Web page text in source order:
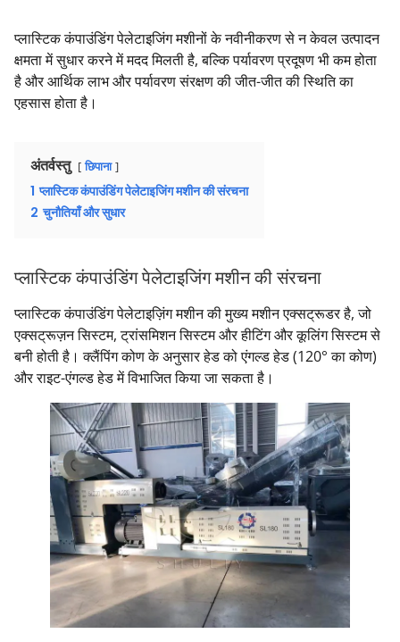
प्लास्टिक कंपाउंडिंग पेलेटाइजिंग मशीनों के नवीनीकरण से न केवल उत्पादन
क्षमता में सुधार करने में मदद मिलती है, बल्कि पर्यावरण प्रदूषण भी कम होता
है और आर्थिक लाभ और पर्यावरण संरक्षण की जीत-जीत की स्थिति का
एहसास होता है।
अंतर्वस्तु छिपाना
1 प्लास्टिक कंपाउंडिंग पेलेटाइजिंग मशीन की संरचना
2 चुनौतियाँ और सुधार
प्लास्टिक कंपाउंडिंग पेलेटाइजिंग मशीन की संरचना
प्लास्टिक कंपाउंडिंग पेलेटाइज़िंग मशीन की मुख्य मशीन एक्सट्रूडर है, जो
एक्सट्रूज़न सिस्टम, ट्रांसमिशन सिस्टम और हीटिंग और कूलिंग सिस्टम से
बनी होती है। क्लैंपिंग कोण के अनुसार हेड को एंगल्ड हेड (120° का कोण)
और राइट-एंगल्ड हेड में विभाजित किया जा सकता है।